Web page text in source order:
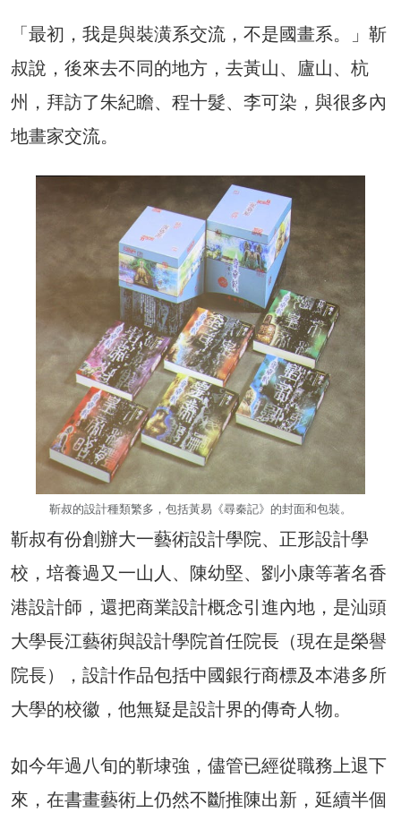
「最初，我是與裝潢系交流，不是國畫系。」靳
叔說，後來去不同的地方，去黃山、廬山、杭
州，拜訪了朱紀瞻、程十髮、李可染，與很多內
地畫家交流。
靳叔的設計種類繁多，包括黃易《尋秦記》的封面和包裝。
靳叔有份創辦大一藝術設計學院、正形設計學
校，培養過又一山人、陳幼堅、劉小康等著名香
港設計師，還把商業設計概念引進內地，是汕頭
大學長江藝術與設計學院首任院長（現在是榮譽
院長），設計作品包括中國銀行商標及本港多所
大學的校徽，他無疑是設計界的傳奇人物。
如今年過八旬的靳埭強，儘管已經從職務上退下
來，在書畫藝術上仍然不斷推陳出新，延續半個